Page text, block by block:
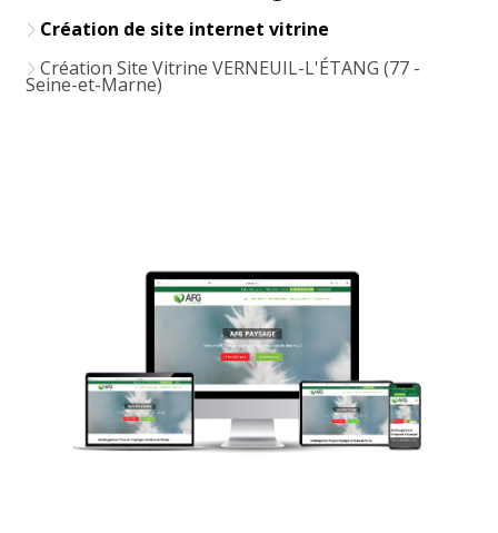
Création de site internet vitrine
Création Site Vitrine VERNEUIL-L'ÉTANG (77 -
Seine-et-Marne)